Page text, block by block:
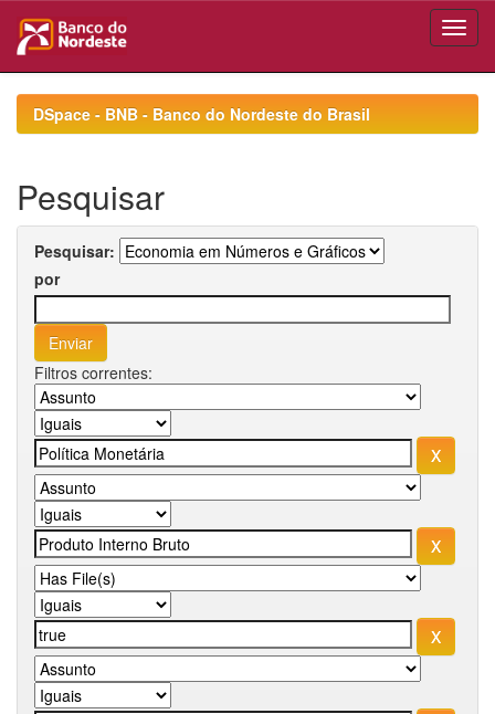
navigationDSpace - BNB - Banco do Nordeste do Brasil
Pesquisar
Pesquisar:
por
Filtros correntes: